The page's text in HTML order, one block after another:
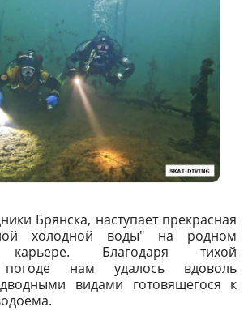
Брянска, наступает прекрасная
холодной воды" на родном
карьере. Благодаря тихой
погоде нам удалось вдоволь
видами готовящегося к